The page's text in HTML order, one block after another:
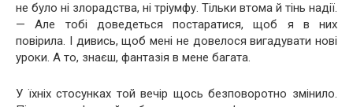
не було ні злорадства, ні тріумфу. Тільки втома й тінь надії.
— Але тобі доведеться постаратися, щоб я в них
повірила. І дивись, щоб мені не довелося вигадувати нові
уроки. А то, знаєш, фантазія в мене багата.
У їхніх стосунках той вечір щось безповоротно змінило.